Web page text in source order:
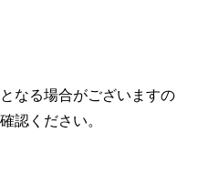
なる場合がございますの
認ください。